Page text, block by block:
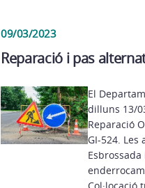
09/03/2023
Reparació i pas
El
dilluns 13/
Reparació
GI-524. Les